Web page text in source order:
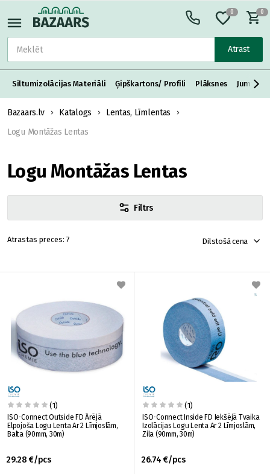
Atrast
0 0
Siltumizolācijas Materiāli Ģipškartons/ Profili Plāksnes Jumta
Bazaars.lv Katalogs
Lentas, Līmlentas
Logu Montāžas Lentas
Logu Montāžas Lentas
Filtrs
7 Dilstošā cena
(1)
ISO-Connect Outside FD Ārējā
Elpojoša Logu Lenta Ar 2 Līmjoslām,
Balta (90mm, 30m)
29.28 €/pcs
(1)
ISO-Connect Inside FD Iekšējā Tvaika
Izolācijas Logu Lenta Ar 2 Līmjoslām,
Zila (90mm, 30m)
26.74 €/pcs